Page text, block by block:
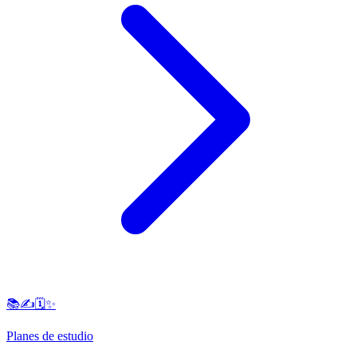
📚✍️🗓️✨
Planes de estudio